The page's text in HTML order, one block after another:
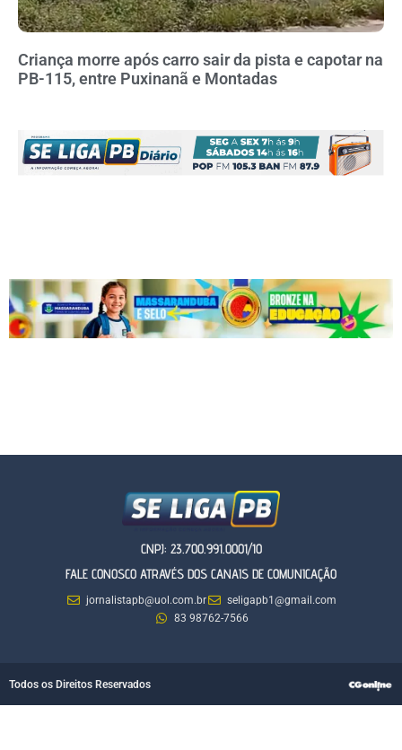
Criança morre após carro sair da pista e capotar na
PB-115, entre Puxinanã e Montadas
CNPJ: 23.700.991.0001/10
FALE CONOSCO ATRAVÉS DOS CANAIS DE COMUNICAÇÃO
jornalistapb@uol.com.br
seligapb1@gmail.com
83 98762-7566
Todos os Direitos Reservados